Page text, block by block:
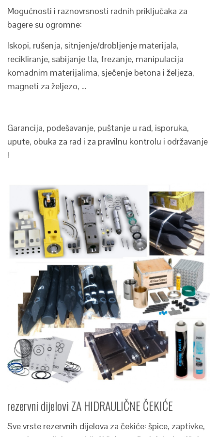
Mogućnosti i raznovrsnosti radnih priključaka za
bagere su ogromne:
Iskopi, rušenja, sitnjenje/drobljenje materijala,
recikliranje, sabijanje tla, frezanje, manipulacija
komadnim materijalima, sječenje betona i željeza,
magneti za željezo, …
Garancija, podešavanje, puštanje u rad, isporuka,
upute, obuka za rad i za pravilnu kontrolu i održavanje
!
rezervni dijelovi ZA HIDRAULIČNE ČEKIĆE
Sve vrste rezervnih dijelova za čekiće: špice, zaptivke,